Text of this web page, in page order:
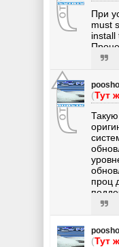
При
must
install
(Тут
проц
(Тут